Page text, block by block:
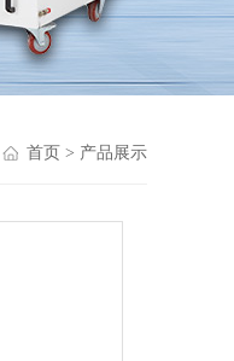
首页 > 产品展示